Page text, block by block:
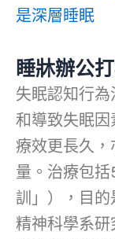
是深層睡眠
睡牀辦公
失眠認知行
和導致失眠
療效更長久
量。治療包
訓」），目
精神科學系